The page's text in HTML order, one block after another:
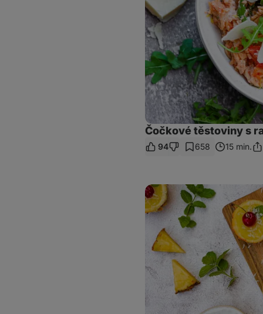
Čočkové těstoviny s
94 658 15 min.
Mini
piña
colada
cheesecakes